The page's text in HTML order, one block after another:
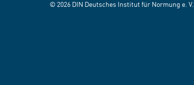
© 2026 DIN Deutsches Institut für Normung e. V.